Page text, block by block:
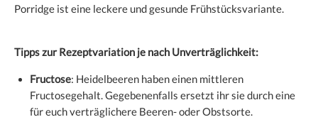
Porridge ist eine leckere und gesunde Frühstücksvariante.
Tipps zur Rezeptvariation je nach Unverträglichkeit:
Fructose: Heidelbeeren haben einen mittleren
Fructosegehalt. Gegebenenfalls ersetzt ihr sie durch eine
für euch verträglichere Beeren- oder Obstsorte.